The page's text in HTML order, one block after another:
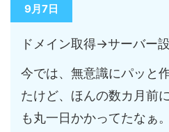
9月7日
ドメイン取得→サーバー
今では、無意識にパッと
たけど、ほんの数カ月前
も丸一日かかってたなぁ。